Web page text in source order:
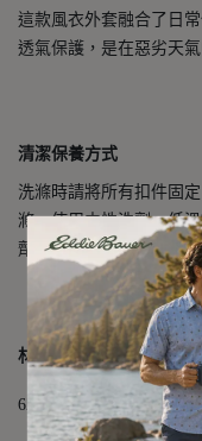
這款風衣外套融合了日
透氣保護，是在惡劣天
清潔保養方式
洗滌時請將所有扣件固
滌，使用中性洗劑。低
劑、勿熨燙或蒸氣熨燙
材質成分
62% 棉、38% 尼龍